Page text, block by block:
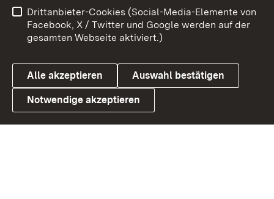
Link zum Landesportal
Benutzungshinweise
Barrierefreiheit
Datenschutz
Cookies
Drittanbieter-Cookies (Social-Media-Elemente von
Facebook, X / Twitter und Google werden auf der
gesamten Webseite aktiviert.)
Alle akzeptieren Auswahl bestätigen
Notwendige akzeptieren